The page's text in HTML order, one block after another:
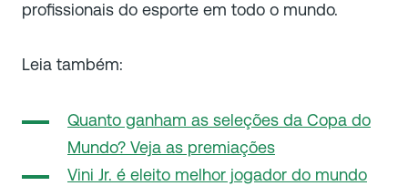
profissionais do esporte em todo o mundo.
Leia também:
Quanto ganham as seleções da Copa do
Mundo? Veja as premiações
Vini Jr. é eleito melhor jogador do mundo